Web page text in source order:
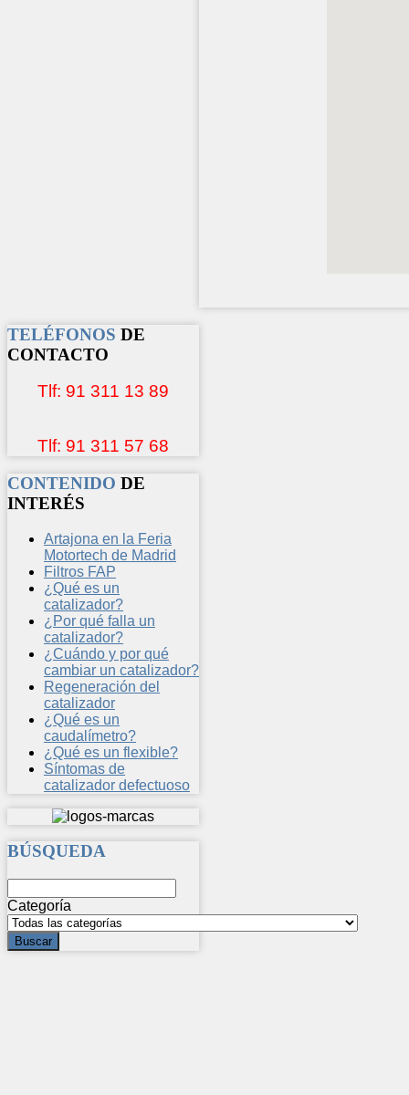
TELÉFONOS DE
CONTACTO
Tlf: 91 311 13 89
Tlf: 91 311 57 68
CONTENIDO DE
INTERÉS
Artajona en la Feria
Motortech de Madrid
Filtros FAP
¿Qué es un
catalizador?
¿Por qué falla un
catalizador?
¿Cuándo y por qué
cambiar un catalizador?
Regeneración del
catalizador
¿Qué es un
caudalímetro?
¿Qué es un flexible?
Síntomas de
catalizador defectuoso
BÚSQUEDA
Categoría